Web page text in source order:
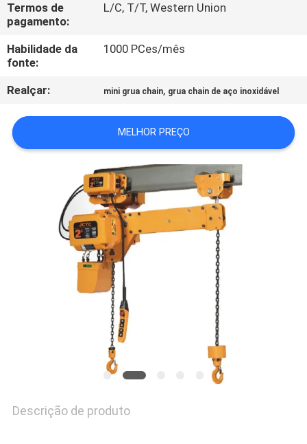
PEÇA
UMAS
SITEMAP
PRIVACIDADE
Termos de
pagamento:
L/C, T/T, Western Union
Habilidade da
fonte:
1000 PCes/mês
Realçar: mini grua chain, grua chain de aço inoxidável
MELHOR PREÇO
Descrição de produto